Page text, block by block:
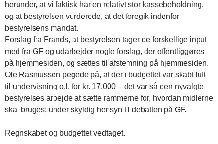
herunder, at vi faktisk har en relativt stor kassebeholdning,
og at bestyrelsen vurderede, at det foregik indenfor
bestyrelsens mandat.
Forslag fra Frands, at bestyrelsen tager de forskellige input
med fra GF og udarbejder nogle forslag, der offentliggøres
på hjemmesiden, og sættes til afstemning på hjemmesiden.
Ole Rasmussen pegede på, at der i budgettet var skabt luft
til undervisning o.l. for kr. 17.000 – det var så den nyvalgte
bestyrelses arbejde at sætte rammerne for, hvordan midlerne
skal bruges; under skyldig hensyn til debatten på GF.
Regnskabet og budgettet vedtaget.